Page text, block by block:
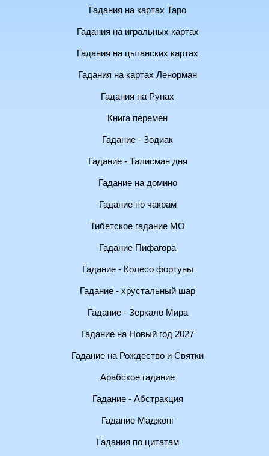
Гадания на картах Таро
Гадания на игральных картах
Гадания на цыганских картах
Гадания на картах Ленорман
Гадания на Рунах
Книга перемен
Гадание - Зодиак
Гадание - Талисман дня
Гадание на домино
Гадание по чакрам
Тибетское гадание МО
Гадание Пифагора
Гадание - Колесо фортуны
Гадание - хрустальный шар
Гадание - Зеркало Мира
Гадание на Новый год 2027
Гадание на Рождество и Святки
Арабское гадание
Гадание - Абстракция
Гадание Маджонг
Гадания по цитатам